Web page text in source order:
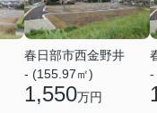
春日部市西金野井
- (155.97㎡)
1,550万円
-